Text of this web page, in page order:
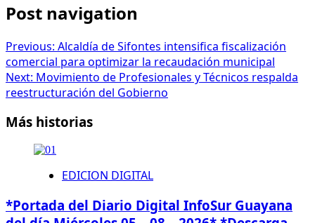
Post navigation
Previous: Alcaldía de Sifontes intensifica fiscalización
comercial para optimizar la recaudación municipal
Next: Movimiento de Profesionales y Técnicos respalda
reestructuración del Gobierno
Más historias
EDICION DIGITAL
*Portada del Diario Digital InfoSur Guayana